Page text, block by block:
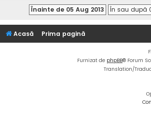
Acasă Prima pagină
Furnizat de phpBB® Forum
Translation/